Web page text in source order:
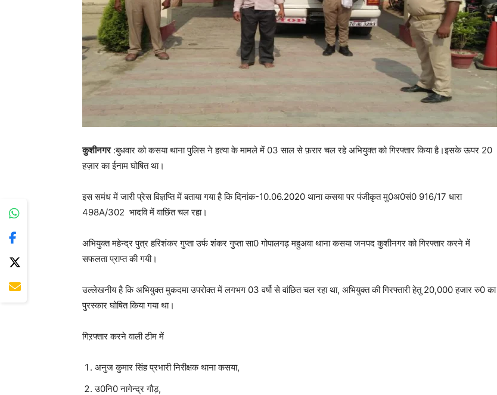
कुशीनगर:बुधवार को कसया थाना पुलिस ने हत्या के मामले में 03 साल से फ़रार चल रहे अभियुक्त को गिरफ्तार किया है।इसके ऊपर 20
हज़ार का ईनाम घोषित था।
इस समंध में जारी प्रेस विज्ञप्ति में बताया गया है कि दिनांक-10.06.2020 थाना कसया पर पंजीकृत मु0अ0सं0 916/17 धारा
498A/302 भादवि में वाछिंत चल रहा।
अभियुक्त महेन्द्र पुत्र हरिशंकर गुप्ता उर्फ शंकर गुप्ता सा0 गोपालगढ़ महुअवा थाना कसया जनपद कुशीनगर को गिरफ्तार करने में
सफलता प्राप्त की गयी।
उल्लेखनीय है कि अभियुक्त मुकदमा उपरोक्त में लगभग 03 वर्षो से वांछित चल रहा था, अभियुक्त की गिरफ्तारी हेतु 20,000 हजार रु0 का
पुरस्कार घोषित किया गया था।
गिऱफ्तार करने वाली टीम में
अनुज कुमार सिंह प्रभारी निरीक्षक थाना कसया,
उ0नि0 नागेन्द्र गौड़,